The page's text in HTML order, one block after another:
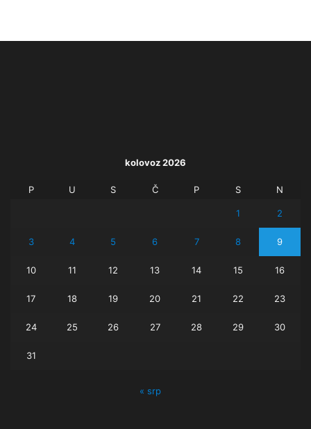
kolovoz 2026
P U S Č P S N
1 2
3 4 5 6 7 8 9
10 11 12 13 14 15 16
17 18 19 20 21 22 23
24 25 26 27 28 29 30
31
« srp